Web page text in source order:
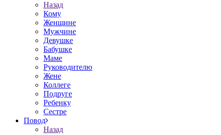
Назад
Кому
Женщине
Мужчине
Девушке
Бабушке
Маме
Руководителю
Жене
Коллеге
Подруге
Ребенку
Сестре
Повод
Назад